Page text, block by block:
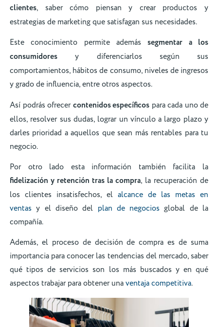
clientes, saber cómo piensan y crear productos y
estrategias de marketing que satisfagan sus necesidades.
Este conocimiento permite ademássegmentar a los
consumidores y diferenciarlos según sus
comportamientos, hábitos de consumo, niveles de ingresos
y grado de influencia, entre otros aspectos.
Así podrás ofrecercontenidos específicos para cada uno de
ellos, resolver sus dudas, lograr un vínculo a largo plazo y
darles prioridad a aquellos que sean más rentables para tu
negocio.
Por otro lado esta información también facilita la
fidelización y retención tras la compra, la recuperación de
los clientes insatisfechos, el alcance de las metas en
ventas y el diseño del plan de negocios global de la
compañía.
Además, el proceso de decisión de compra es de suma
importancia para conocer las tendencias del mercado, saber
qué tipos de servicios son los más buscados y en qué
aspectos trabajar para obtener unaventaja competitiva.